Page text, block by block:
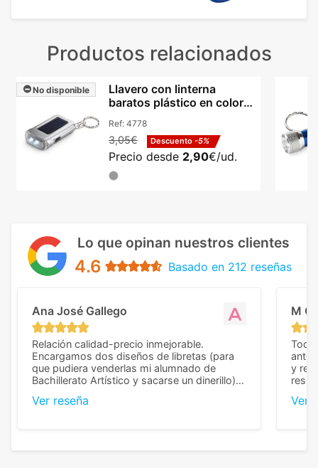
Productos relacionados
No disponible
Llavero con linterna
baratos plástico en color
Ref: 4778
3,05€ Descuento -5%
Precio desde 2,90€/ud.
Lo que opinan nuestros clientes
4.6 Basado en 212 reseñas
Ana José Gallego
Relación calidad-precio inmejorable.
Encargamos dos diseños de libretas (para
que pudiera venderlas mi alumnado de
Bachillerato Artístico y sacarse un dinerillo) y
diferencia, con libretas de muy buena calidad
Ver reseña
M C
Todo
y
Ver